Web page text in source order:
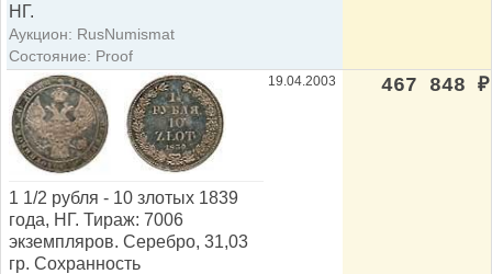
НГ.
Аукцион: RusNumismat
Состояние: Proof
1 1/2 рубля - 10 злотых 1839
года, НГ. Тираж: 7006
экземпляров. Серебро, 31,03
гр. Сохранность
19.04.2003 467 848 ₽